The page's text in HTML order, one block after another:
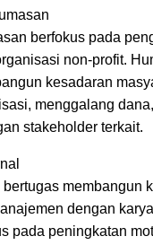
berfokus pada
non-profit.
kesadaran
menggalang
stakeholder terkait.
membangun
dengan
pada peningkatan